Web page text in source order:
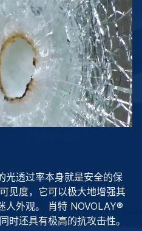
光透过率本身就是安全的保
见度，它可以极大地增强其
人外观。 肖特 NOVOLAY®
时还具有极高的抗攻击性。